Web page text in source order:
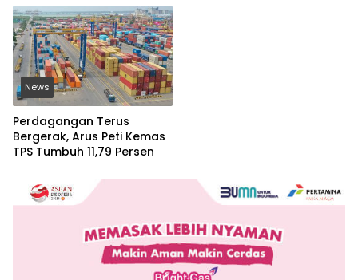
News
Perdagangan Terus
Bergerak, Arus Peti Kemas
TPS Tumbuh 11,79 Persen